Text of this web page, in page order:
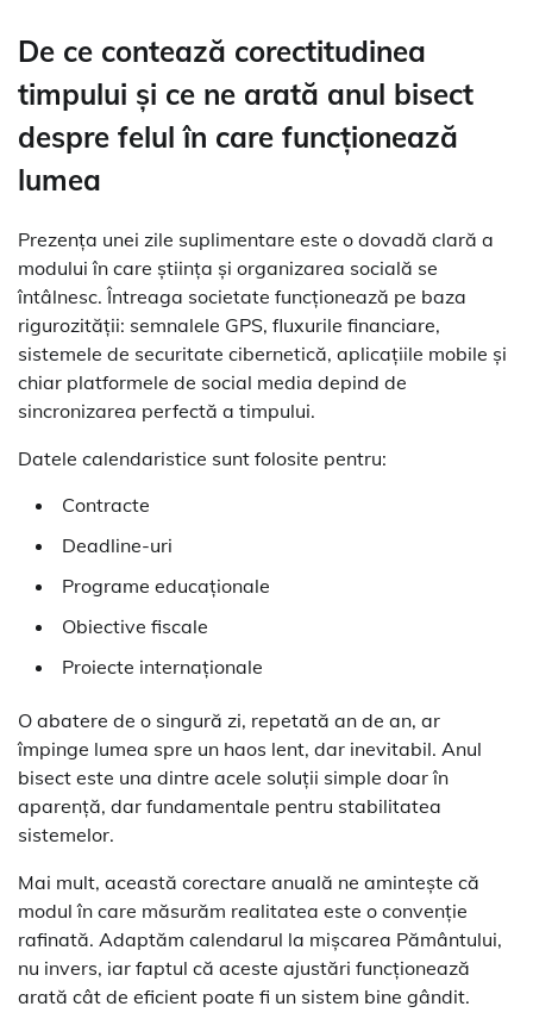
De ce contează corectitudinea
timpului și ce ne arată anul bisect
despre felul în care funcționează
lumea
Prezența unei zile suplimentare este o dovadă clară a
modului în care știința și organizarea socială se
întâlnesc. Întreaga societate funcționează pe baza
rigurozității: semnalele GPS, fluxurile financiare,
sistemele de securitate cibernetică, aplicațiile mobile și
chiar platformele de social media depind de
sincronizarea perfectă a timpului.
Datele calendaristice sunt folosite pentru:
Contracte
Deadline-uri
Programe educaționale
Obiective fiscale
Proiecte internaționale
O abatere de o singură zi, repetată an de an, ar
împinge lumea spre un haos lent, dar inevitabil. Anul
bisect este una dintre acele soluții simple doar în
aparență, dar fundamentale pentru stabilitatea
sistemelor.
Mai mult, această corectare anuală ne amintește că
modul în care măsurăm realitatea este o convenție
rafinată. Adaptăm calendarul la mișcarea Pământului,
nu invers, iar faptul că aceste ajustări funcționează
arată cât de eficient poate fi un sistem bine gândit.